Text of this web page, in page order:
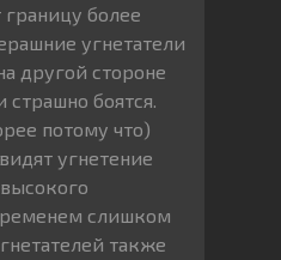
более
угнетатели
другой стороне
страшно боятся.
потому что)
угнетение
слишком
также